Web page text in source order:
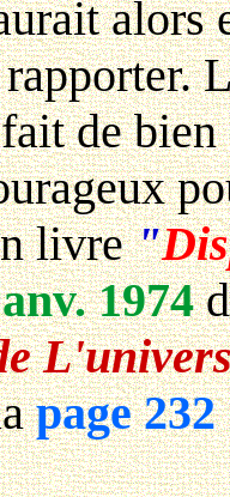
alors
de
livre"
1974
page 232